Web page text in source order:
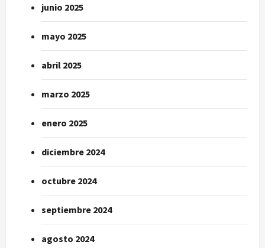
junio 2025
mayo 2025
abril 2025
marzo 2025
enero 2025
diciembre 2024
octubre 2024
septiembre 2024
agosto 2024